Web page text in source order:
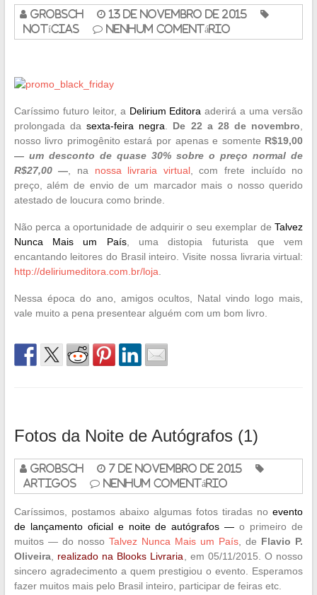
grobsch
13 de novembro de 2015
Notícias
Nenhum Comentário
Caríssimo futuro leitor, a Delirium Editora aderirá a uma versão
prolongada dasexta-feira negra De 22 a 28 de novembro
nosso livro primogênito estará por apenas e somente R$19,00
— um desconto de quase 30% sobre o preço normal de
R$27,00— , na nossa livraria virtual, com frete incluído no
preço, além de envio de um marcador mais o nosso querido
atestado de loucura como brinde.
Não perca a oportunidade de adquirir o seu exemplar deTalvez
Nunca Mais um País, uma distopia futurista que vem
encantando leitores do Brasil inteiro. Visite nossa livraria virtual:
http://deliriumeditora.com.br/loja
Nessa época do ano, amigos ocultos, Natal vindo logo mais,
vale muito a pena presentear alguém com um bom livro.
Fotos da Noite de Autógrafos (1)
grobsch
7 de novembro de 2015
Artigos
Nenhum Comentário
Caríssimos, postamos abaixo algumas fotos tiradas noevento
de lançamento oficial e noite de autógrafos —o primeiro de
muitos — do nosso Talvez Nunca Mais um País , de Flavio P.
Oliveira, realizado na Blooks Livraria , em 05/11/2015. O nosso
sincero agradecimento a quem prestigiou o evento. Esperamos
fazer muitos mais pelo Brasil inteiro, participar de feiras etc.